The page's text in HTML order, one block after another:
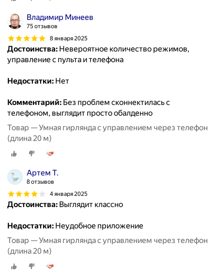
Владимир Минеев
75 отзывов
8 января 2025
Достоинства: Невероятное количество режимов,
управление с пульта и телефона
Недостатки: Нет
Комментарий: Без проблем сконнектилась с
телефоном, выглядит просто обалденно
Товар — Умная гирлянда с управлением через телефон
(длина 20 м)
Артем Т.
8 отзывов
4 января 2025
Достоинства: Выглядит классно
Недостатки: Неудобное приложение
Товар — Умная гирлянда с управлением через телефон
(длина 20 м)